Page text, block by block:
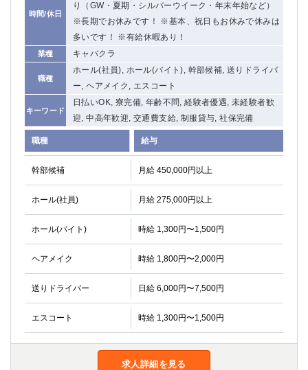
時間/休日
り（GW・夏期・シルバーウイーク・年末年始など）
※長期でお休みです！ ※基本、祝日もお休みで休みは
多いです！ ※有給休暇あり！
業種 キャバクラ
職種
ホール(社員), ホール(バイト), 幹部候補, 送りドライバ
ー, ヘアメイク, エスコート
キーワード
日払いOK, 寮完備, 年齢不問, 経験者優遇, 未経験者歓
迎, 中高年歓迎, 交通費支給, 制服貸与, 社保完備
職種 給与
幹部候補 月給 450,000円以上
ホール(社員) 月給 275,000円以上
ホール(バイト) 時給 1,300円〜1,500円
ヘアメイク 時給 1,800円〜2,000円
送りドライバー 日給 6,000円〜7,500円
エスコート 時給 1,300円〜1,500円
求人詳細を見る